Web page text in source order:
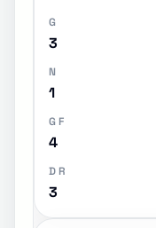
G
3
N
1
GF
4
DR
3